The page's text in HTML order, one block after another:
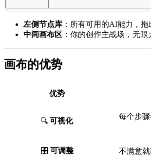
左侧节点库 ：所有可用的AI能力，拖
中间画布区 ：你的创作主战场，无限
画布的优势
优势
🔍 可视化
每个步
🎛️ 可调整 不满意